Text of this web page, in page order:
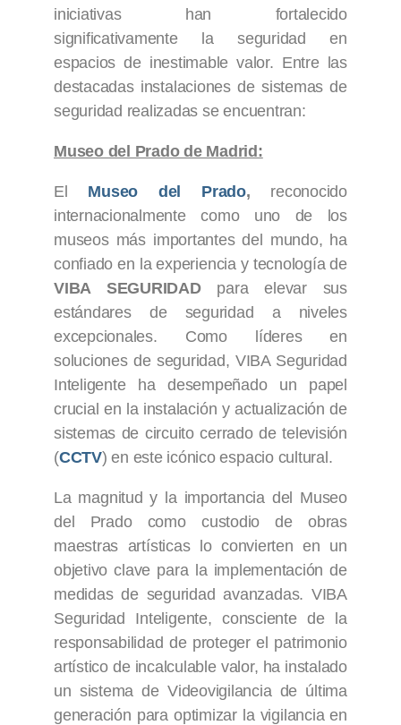
iniciativas han fortalecido
significativamente la seguridad en
espacios de inestimable valor. Entre las
destacadas instalaciones de sistemas de
seguridad realizadas se encuentran:
Museo del Prado de Madrid:
El Museo del Prado, reconocido
internacionalmente como uno de los
museos más importantes del mundo, ha
confiado en la experiencia y tecnología de
VIBA SEGURIDADpara elevar sus
estándares de seguridad a niveles
excepcionales. Como líderes en
soluciones de seguridad, VIBA Seguridad
Inteligente ha desempeñado un papel
crucial en la instalación y actualización de
sistemas de circuito cerrado de televisión
(CCTV) en este icónico espacio cultural.
La magnitud y la importancia del Museo
del Prado como custodio de obras
maestras artísticas lo convierten en un
objetivo clave para la implementación de
medidas de seguridad avanzadas. VIBA
Seguridad Inteligente, consciente de la
responsabilidad de proteger el patrimonio
artístico de incalculable valor, ha instalado
un sistema de Videovigilancia de última
generación para optimizar la vigilancia en